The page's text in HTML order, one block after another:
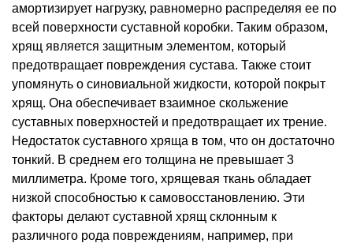
амортизирует нагрузку, равномерно распределяя ее по
всей поверхности суставной коробки. Таким образом,
хрящ является защитным элементом, который
предотвращает повреждения сустава. Также стоит
упомянуть о синовиальной жидкости, которой покрыт
хрящ. Она обеспечивает взаимное скольжение
суставных поверхностей и предотвращает их трение.
Недостаток суставного хряща в том, что он достаточно
тонкий. В среднем его толщина не превышает 3
миллиметра. Кроме того, хрящевая ткань обладает
низкой способностью к самовосстановлению. Эти
факторы делают суставной хрящ склонным к
различного рода повреждениям, например, при